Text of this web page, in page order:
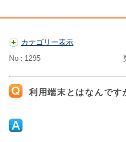
カテゴリー表示
No : 1295
利用端末とはなんです